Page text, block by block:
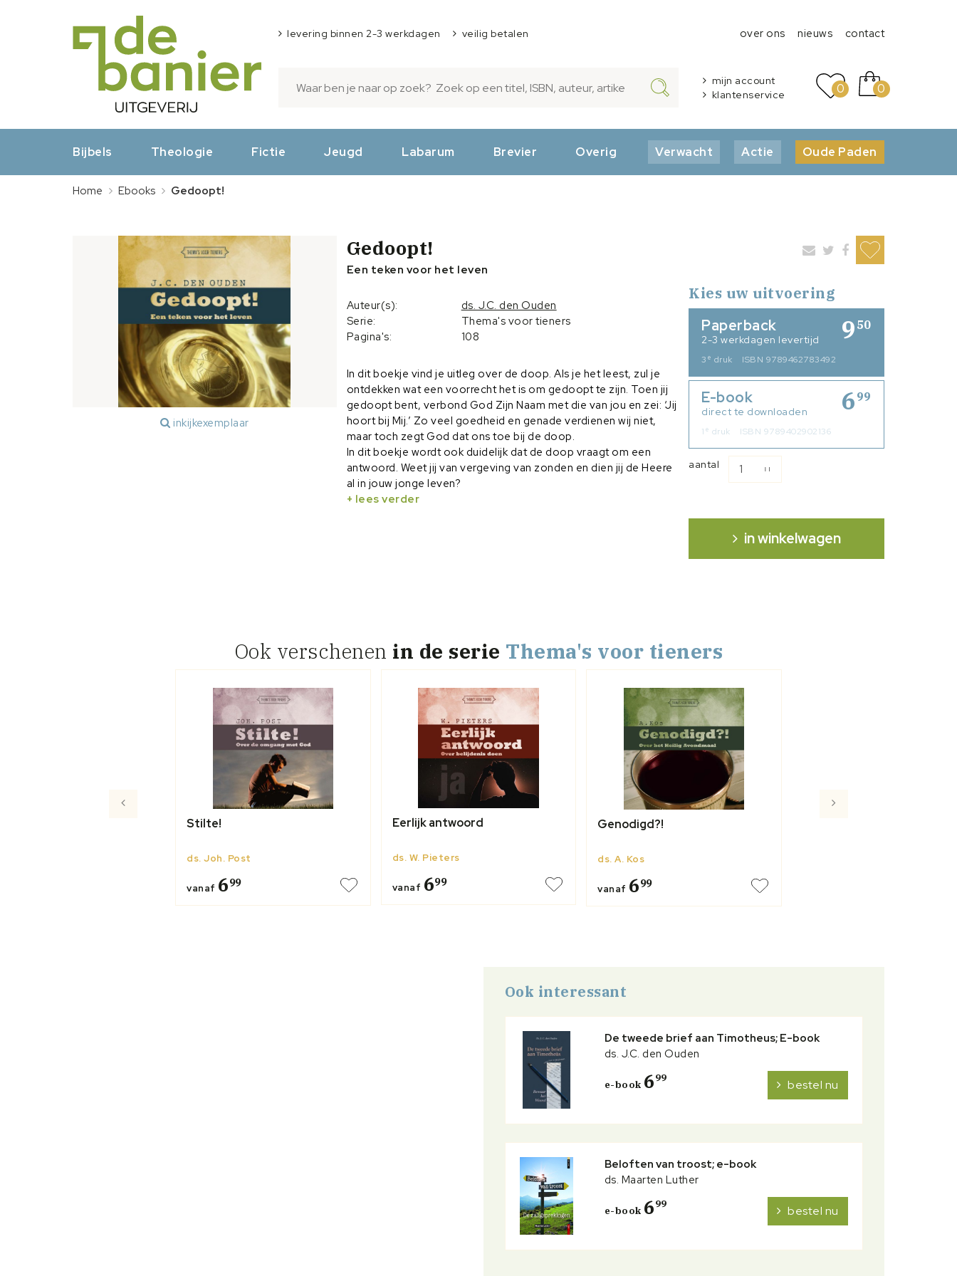
levering binnen 2-3 werkdagen veilig betalen over ons nieuws contact
mijn account
klantenservice
0 0
Bijbels Theologie Fictie Jeugd Labarum Brevier Overig Verwacht Actie Oude Paden
Home Ebooks Gedoopt!
inkijkexemplaar
Gedoopt!
Een teken voor het leven
Auteur(s):
ds. J.C. den Ouden
Serie:
Thema's voor tieners
Pagina's:
108
In dit boekje vind je uitleg over de doop. Als je het leest, zul je
ontdekken wat een voorrecht het is om gedoopt te zijn. Toen jij
gedoopt bent, verbond God Zijn Naam met die van jou en zei: ‘Jij
hoort bij Mij.’ Zo veel goedheid en genade verdienen wij niet,
maar toch zegt God dat ons toe bij de doop.
In dit boekje wordt ook duidelijk dat de doop vraagt om een
antwoord. Weet jij van vergeving van zonden en dien jij de Heere
al in jouw jonge leven?
+ lees verder
Kies uw uitvoering
9 50
Paperback
2-3 werkdagen levertijd
3 e druk ISBN 9789462783492
6 99
E-book
direct te downloaden
1 e druk ISBN 9789402902136
aantal
in winkelwagen
Ook verschenen in de serie Thema's voor tieners
Stilte!
ds. Joh. Post
vanaf 699
Eerlijk antwoord
ds. W. Pieters
vanaf 699
Genodigd?!
ds. A. Kos
vanaf 699
Ook interessant
De tweede brief aan Timotheus; E-book
ds. J.C. den Ouden
e-book 699 bestel nu
Beloften van troost; e-book
ds. Maarten Luther
e-book 699 bestel nu